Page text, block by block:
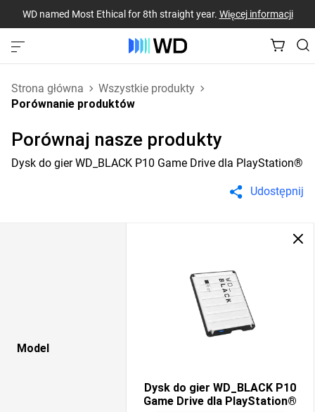
WD named Most Ethical for 8th straight year. Więcej informacji
Strona główna
Wszystkie produkty
Porównanie produktów
Porównaj nasze produkty
Dysk do gier WD_BLACK P10 Game Drive dla PlayStation®
Udostępnij
Model
Dysk do gier WD_BLACK P10
Game Drive dla PlayStation®